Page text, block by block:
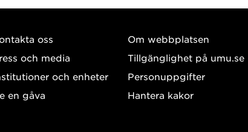
oss
och media
och enheter
en gåva
Om webbplatsen
Tillgänglighet på umu.se
Personuppgifter
Hantera kakor